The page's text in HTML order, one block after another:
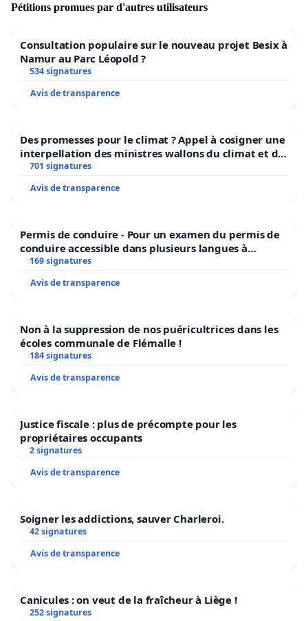
Pétitions promues par d'autres utilisateurs
Consultation populaire sur le nouveau projet Besix à
Namur au Parc Léopold ?
534 signatures
Avis de transparence
Des promesses pour le climat ? Appel à cosigner une
interpellation des ministres wallons du climat et de
l’environnement.
701 signatures
Avis de transparence
Permis de conduire - Pour un examen du permis de
conduire accessible dans plusieurs langues à
Bruxelles
169 signatures
Avis de transparence
Non à la suppression de nos puéricultrices dans les
écoles communale de Flémalle !
184 signatures
Avis de transparence
Justice fiscale : plus de précompte pour les
propriétaires occupants
2 signatures
Avis de transparence
Soigner les addictions, sauver Charleroi.
42 signatures
Avis de transparence
Canicules : on veut de la fraîcheur à Liège !
252 signatures